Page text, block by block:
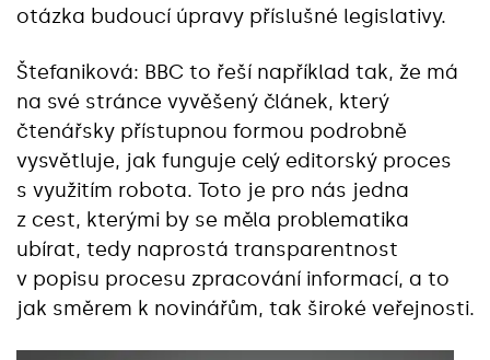
otázka budoucí úpravy příslušné legislativy.
Štefaniková: BBC to řeší například tak, že má
na své stránce vyvěšený článek, který
čtenářsky přístupnou formou podrobně
vysvětluje, jak funguje celý editorský proces
s využitím robota. Toto je pro nás jedna
z cest, kterými by se měla problematika
ubírat, tedy naprostá transparentnost
v popisu procesu zpracování informací, a to
jak směrem k novinářům, tak široké veřejnosti.